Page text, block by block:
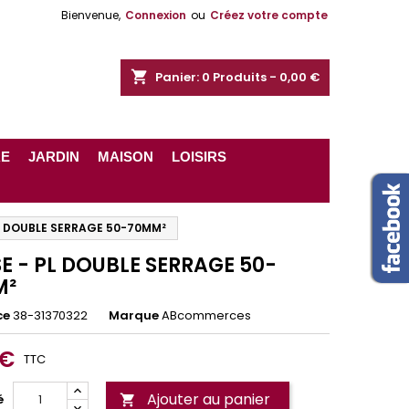
Bienvenue, Connexion ou Créez votre compte
shopping_cart Panier: 0 Produits - 0,00 €
JARDIN MAISON
LOISIRS
SERRAGE 50-70MM²
- PL DOUBLE SERRAGE 50-
38-31370322 MarqueABcommerces
TTC
 Ajouter au panier